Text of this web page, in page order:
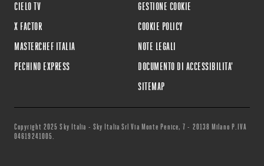
CIELO TV
X FACTOR
MASTERCHEF ITALIA
PECHINO EXPRESS
GESTIONE COOKIE
COOKIE POLICY
NOTE LEGALI
DOCUMENTO DI ACCESSIBILITA'
SITEMAP
Copyright 2025 Sky Italia - Sky Italia Srl Via Monte Penice, 7 - 20138 Milano P.IVA
04619241005.